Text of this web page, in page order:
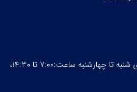
(اداری) روزهای شنبه تا چهارشنبه ساعت:۷:۰۰ تا ۱۴:۳۰،